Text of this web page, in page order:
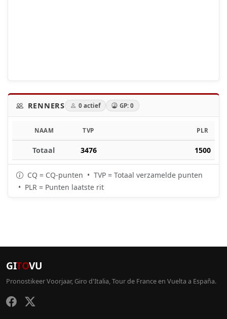
RENNERS 0 actief GP: 0
NAAM TVP PLR
Totaal 3476 1500
CQ = CQ-punten • TVP = Totaal verzamelde punten
• PLR = Punten laatste rit
GITOVU
Pronostikeer Voorjaar, Giro d'Italia, Tour de France en Vuelta a España.